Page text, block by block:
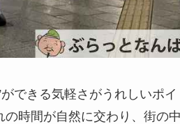
できる気軽さがうれしいポイ
時間が自然に交わり、街の